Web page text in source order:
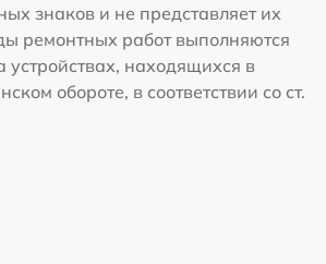
знаков и не представляет их
ремонтных работ выполняются
устройствах, находящихся в
обороте, в соответствии со ст.